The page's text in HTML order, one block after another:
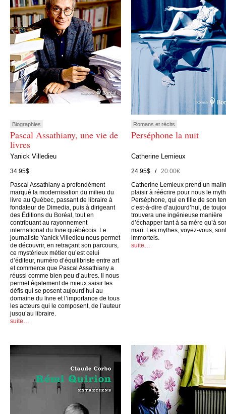
Biographies
Pascal Assathiany, une vie de
livres
Yanick Villedieu
34.95$
Pascal Assathiany a profondément
marqué la modernisation du milieu du
livre au Québec, passant de libraire à
fondateur de Dimedia, puis à dirigeant
des Éditions du Boréal, tout en
contribuant au rayonnement
international du livre québécois. Le
journaliste Yanick Villedieu nous permet
de découvrir, en retraçant son parcours,
ce mystérieux métier qu’est celui
d’éditeur, numéro d’équilibriste entre art
et commerce que Pascal Assathiany a
réussi comme bien peu d’autres. Il nous
permet également de mieux saisir les
défis qui se posent aujourd’hui au
domaine du livre et l’importance de tous
les acteurs qui le composent, de l’auteur
jusqu’au libraire.
suite…
Romans et récits
Perséphone la nuit
Catherine Lemieux
24.95$ /20.00€
Catherine Lemieux prend un malin
plaisir à réécrire pour nous le
Perséphone, qui en fille de son
c’est-à-dire d’aujourd’hui, de
trouvera une ingénieuse manière
d’échapper tant à sa mère qu’à
mari. Les mythes, voyez-vous, sont
immortels.
suite…